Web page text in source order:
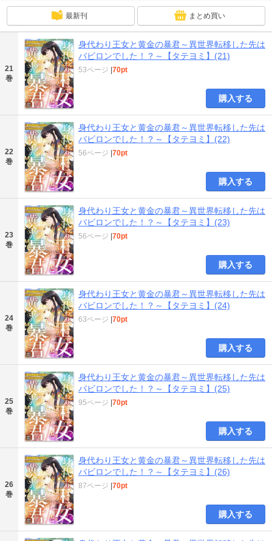
最新刊 まとめ買い
21
巻
身代わり王女と黄金の暴君～異世界転移した先は
バビロンでした！？～【タテヨミ】(21)
53ページ 70pt
購入する
22
巻
身代わり王女と黄金の暴君～異世界転移した先は
バビロンでした！？～【タテヨミ】(22)
56ページ 70pt
購入する
23
巻
身代わり王女と黄金の暴君～異世界転移した先は
バビロンでした！？～【タテヨミ】(23)
56ページ 70pt
購入する
24
巻
身代わり王女と黄金の暴君～異世界転移した先は
バビロンでした！？～【タテヨミ】(24)
63ページ 70pt
購入する
25
巻
身代わり王女と黄金の暴君～異世界転移した先は
バビロンでした！？～【タテヨミ】(25)
95ページ 70pt
購入する
26
巻
身代わり王女と黄金の暴君～異世界転移した先は
バビロンでした！？～【タテヨミ】(26)
87ページ 70pt
購入する